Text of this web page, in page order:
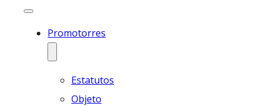
Promotorres
Estatutos
Objeto